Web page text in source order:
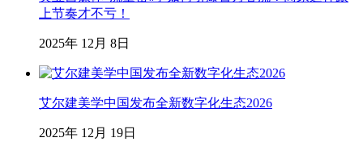
上节奏才不亏！
2025年 12月 8日
艾尔建美学中国发布全新数字化生态2026
2025年 12月 19日